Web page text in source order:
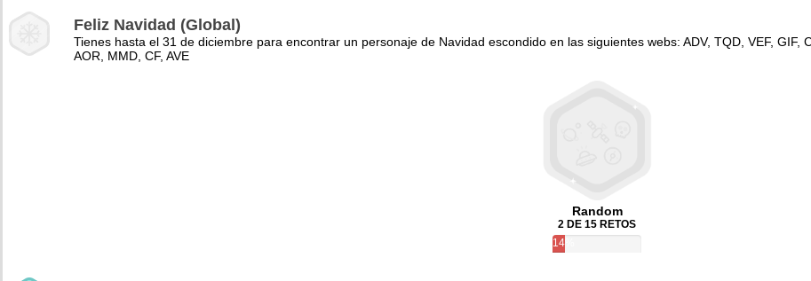
Feliz Navidad (Global)
Tienes hasta el 31 de diciembre para encontrar un personaje de Navidad escondido en las siguientes webs: ADV, TQD, VEF, GIF,
AOR, MMD, CF, AVE
Random
2 DE 15 RETOS
14%